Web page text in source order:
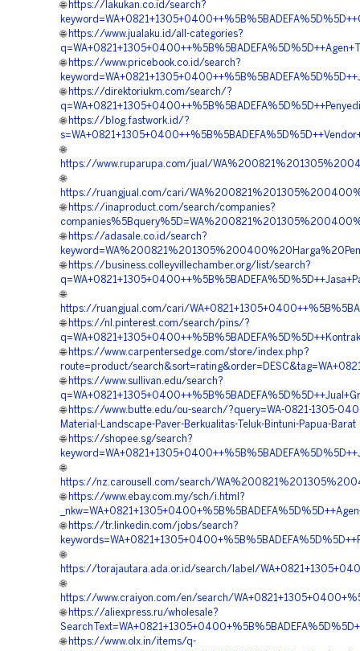
🌐 https://lakukan.co.id/search?
🌐 https://www.jualaku.id/all-categories?
🌐 https://www.pricebook.co.id/search?
🌐 https://direktoriukm.com/search/?
🌐 https://blog.fastwork.id/?
🌐
https://www.ruparupa.com/jual/
🌐
https://ruangjual.com/cari/
🌐 https://inaproduct.com/search/companies?
🌐 https://adasale.co.id/search?
🌐 https://business.colleyvillechamber.org/list/search?
🌐
https://ruangjual.com/cari/
🌐 https://nl.pinterest.com/search/pins/?
🌐 https://www.carpentersedge.com/store/index.php?
route=product/
🌐 https://www.sullivan.edu/search?
🌐 https://www.butte.edu/ou-search/?query=WA-0821-1305-
Material-Landscape-Paver-Berkualitas-Teluk-Bintuni-Papua-Barat
🌐 https://shopee.sg/search?
🌐
https://nz.carousell.com/search/
🌐 https://www.ebay.com.my/sch/i.html?
🌐 https://tr.linkedin.com/jobs/search?
🌐
https://torajautara.ada.or.id/search/label/
🌐
https://www.craiyon.com/en/search/
🌐 https://aliexpress.ru/wholesale?
🌐 https://www.olx.in/items/q-